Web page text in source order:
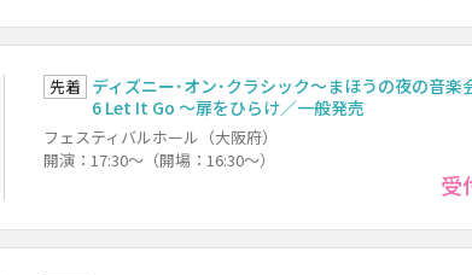
先着 ディズニー･オン･クラシック～まほうの夜の音楽
6 Let It Go ～扉をひらけ／一般発売
フェスティバルホール（大阪府）
開演：17:30～（開場：16:30～）
受